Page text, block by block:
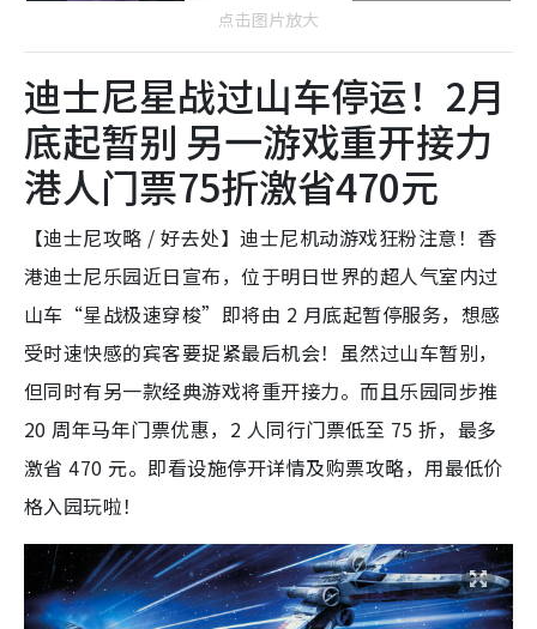
点击图片放大
迪士尼星战过山车停运！2月
底起暂别 另一游戏重开接力
港人门票75折激省470元
【迪士尼攻略 / 好去处】迪士尼机动游戏狂粉注意！香
港迪士尼乐园近日宣布，位于明日世界的超人气室内过
山车“星战极速穿梭”即将由 2 月底起暂停服务，想感
受时速快感的宾客要捉紧最后机会！虽然过山车暂别，
但同时有另一款经典游戏将重开接力。而且乐园同步推
20 周年马年门票优惠，2 人同行门票低至 75 折，最多
激省 470 元。即看设施停开详情及购票攻略，用最低价
格入园玩啦！